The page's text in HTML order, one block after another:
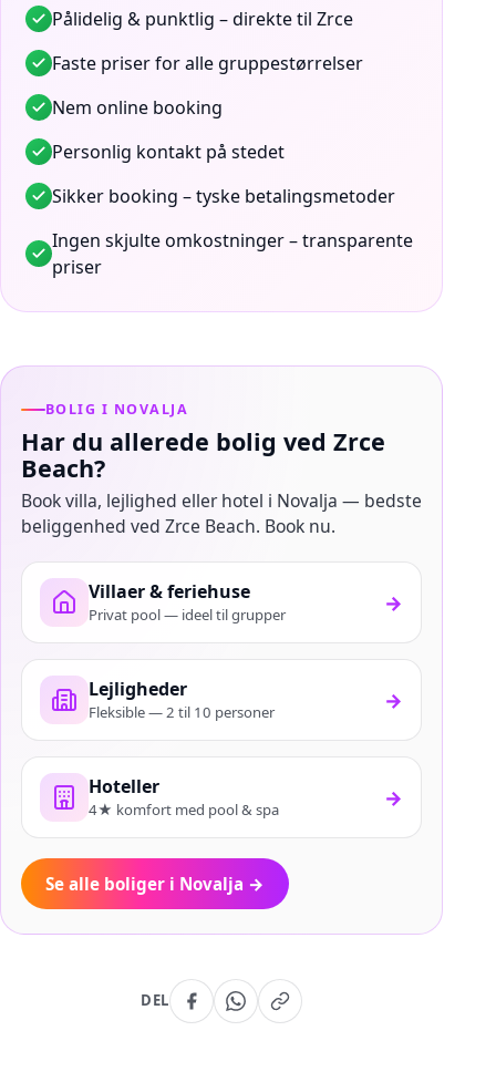
Pålidelig & punktlig – direkte til Zrce
Faste priser for alle gruppestørrelser
Nem online booking
Personlig kontakt på stedet
Sikker booking – tyske betalingsmetoder
Ingen skjulte omkostninger – transparente
priser
BOLIG I NOVALJA
Har du allerede bolig ved Zrce
Beach?
Book villa, lejlighed eller hotel i Novalja — bedste
beliggenhed ved Zrce Beach. Book nu.
Villaer & feriehuse
Privat pool — ideel til grupper →
Lejligheder
Fleksible — 2 til 10 personer →
Hoteller
4★ komfort med pool & spa →
Se alle boliger i Novalja →
DEL